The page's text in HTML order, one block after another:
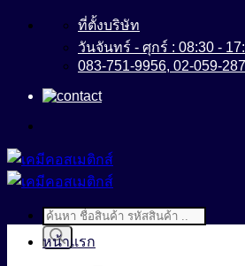
ข้าม
เนื้อหา
ที่ตั้งบริษัท
วันจันทร์ - ศุกร์ : 08:30 -
083-751-9956, 02-059-
Products
search
หน้าแรก